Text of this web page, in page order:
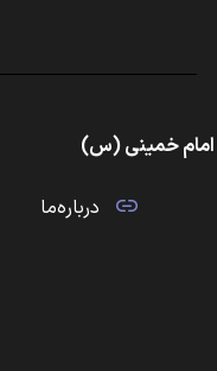
امام خمینی (س)
درباره‌ما